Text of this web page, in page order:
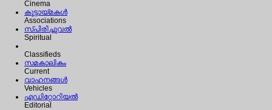
Cinema
കൂട്ടായ്മകള്‍
Associations
സ്പിരിച്ചുവല്‍
Spiritual
Classifieds
സമകാലികം
Current
വാഹനങ്ങള്‍
Vehicles
എഡിറ്റോറിയല്‍
Editorial